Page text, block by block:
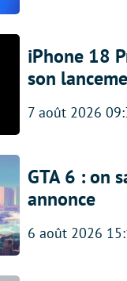
iPhone 18
son
7 août 2026
GTA 6 : on
annonce
6 août 2026